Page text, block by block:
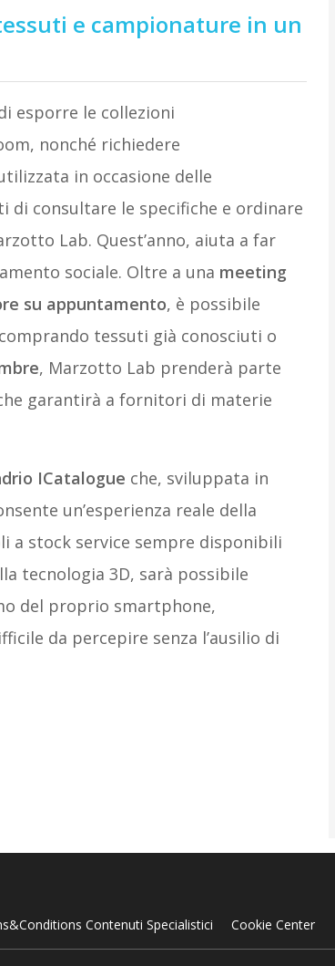
e campionature in un
esporre le collezioni
nonché richiedere
in occasione delle
consultare le specifiche e ordinare
Lab. Quest’anno, aiuta a far
sociale. Oltre a una meeting
su appuntamento, è possibile
tessuti già conosciuti o
, Marzotto Lab prenderà parte
garantirà a fornitori di materie
ICatalogue che, sviluppata in
un’esperienza reale della
a stock service sempre disponibili
tecnologia 3D, sarà possibile
del proprio smartphone,
da percepire senza l’ausilio di
Contenuti Specialistici Cookie Center